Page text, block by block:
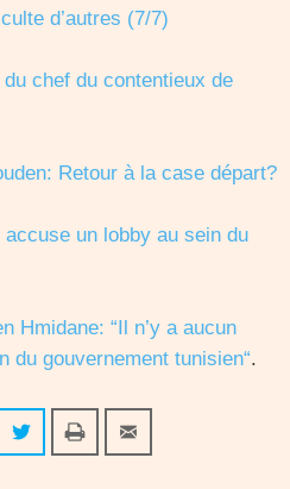
d’autres (7/7)
chef du contentieux de
Retour à la case départ?
un lobby au sein du
Hmidane: “Il n’y a aucun
du gouvernement tunisien“.